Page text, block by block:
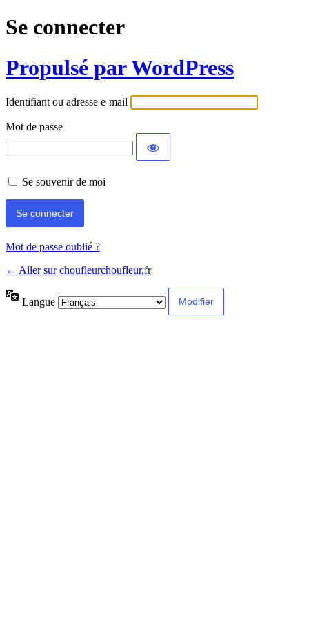
Se connecter
Propulsé par WordPress
Identifiant ou adresse e-mail
Mot de passe
Se souvenir de moi
Mot de passe oublié ?
← Aller sur choufleurchoufleur.fr
Langue